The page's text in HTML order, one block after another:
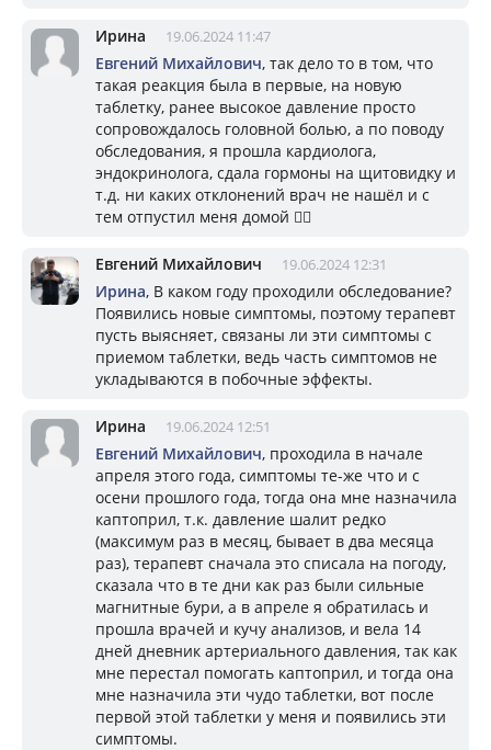
Ирина 19.06.2024 11:47
Евгений Михайлович, так дело то в том, что
такая реакция была в первые, на новую
таблетку, ранее высокое давление просто
сопровождалось головной болью, а по поводу
обследования, я прошла кардиолога,
эндокринолога, сдала гормоны на щитовидку и
т.д. ни каких отклонений врач не нашёл и с
тем отпустил меня домой 🤷‍♀️
Евгений Михайлович 19.06.2024 12:31
Ирина, В каком году проходили обследование?
Появились новые симптомы, поэтому терапевт
пусть выясняет, связаны ли эти симптомы с
приемом таблетки, ведь часть симптомов не
укладываются в побочные эффекты.
Ирина 19.06.2024 12:51
Евгений Михайлович, проходила в начале
апреля этого года, симптомы те-же что и с
осени прошлого года, тогда она мне назначила
каптоприл, т.к. давление шалит редко
(максимум раз в месяц, бывает в два месяца
раз), терапевт сначала это списала на погоду,
сказала что в те дни как раз были сильные
магнитные бури, а в апреле я обратилась и
прошла врачей и кучу анализов, и вела 14
дней дневник артериального давления, так как
мне перестал помогать каптоприл, и тогда она
мне назначила эти чудо таблетки, вот после
первой этой таблетки у меня и появились эти
симптомы.